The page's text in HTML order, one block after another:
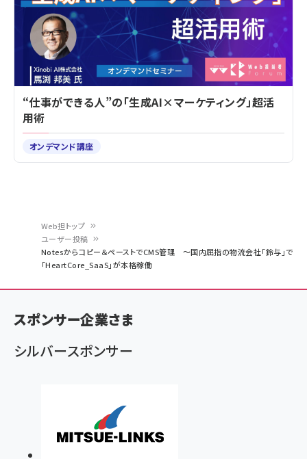
く
ず
Web担トップ
ユーザー投稿
Notesからコピー＆ペーストでCMS管理 ～国内屈指の物流会社「鈴与」で
「HeartCore_SaaS」が本格稼働
“仕事ができる人”の「生成AI×マーケティング」超活
用術
オンデマンド講座
スポンサー企業さま
シルバースポンサー